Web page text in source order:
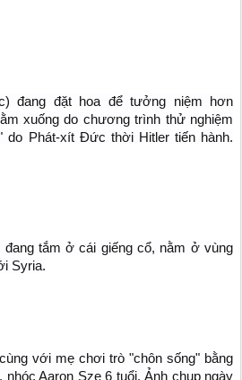
đang đặt hoa để tưởng niệm hơn
xuống do chương trình thử nghiệm
do Phát-xít Đức thời Hitler tiến hành.
tắm ở cái giếng cổ, nằm ở vùng
Syria.
với mẹ chơi trò "chôn sống" bằng
Aaron Sze 6 tuổi. Ảnh chụp ngày